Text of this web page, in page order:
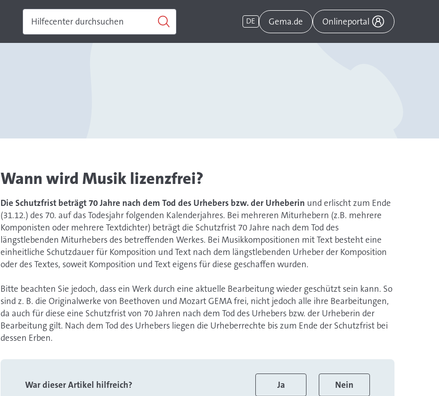
DE Gema.de Onlineportal
Wann wird Musik lizenzfrei?
Die Schutzfrist beträgt 70 Jahre nach dem Tod des Urhebers bzw. der Urheberin und erlischt zum Ende
(31.12.) des 70. auf das Todesjahr folgenden Kalenderjahres. Bei mehreren Miturhebern (z.B. mehrere
Komponisten oder mehrere Textdichter) beträgt die Schutzfrist 70 Jahre nach dem Tod des
längstlebenden Miturhebers des betreffenden Werkes. Bei Musikkompositionen mit Text besteht eine
einheitliche Schutzdauer für Komposition und Text nach dem längstlebenden Urheber der Komposition
oder des Textes, soweit Komposition und Text eigens für diese geschaffen wurden.
Bitte beachten Sie jedoch, dass ein Werk durch eine aktuelle Bearbeitung wieder geschützt sein kann. So
sind z. B. die Originalwerke von Beethoven und Mozart GEMA frei, nicht jedoch alle ihre Bearbeitungen,
da auch für diese eine Schutzfrist von 70 Jahren nach dem Tod des Urhebers bzw. der Urheberin der
Bearbeitung gilt. Nach dem Tod des Urhebers liegen die Urheberrechte bis zum Ende der Schutzfrist bei
dessen Erben.
War dieser Artikel hilfreich? Ja Nein